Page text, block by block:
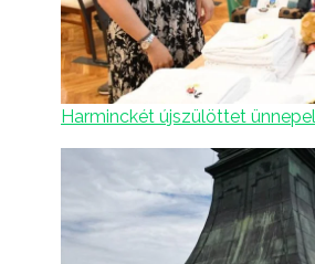
Harminckét újszülöttet